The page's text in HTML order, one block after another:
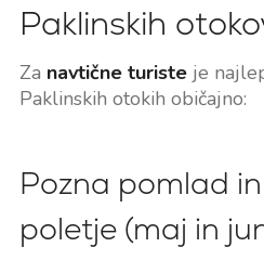
Paklinskih
Za navtične turisteje
Paklinskih otokih običajno:
Pozna pomlad
poletje (maj in